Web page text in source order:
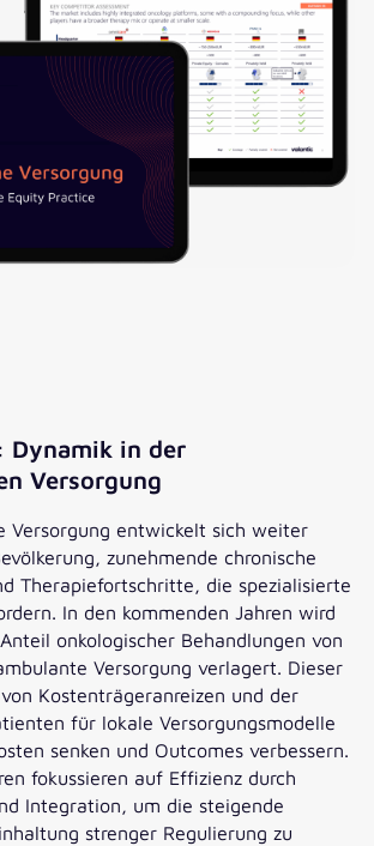
Director
„Digitalisierung verändert das
Spiel bei Compliance und
optimierter operativer
Performance.“
Dynamik in der
Versorgung
Versorgung entwickelt sich weiter
zunehmende chronische
Therapiefortschritte, die spezialisierte
In den kommenden Jahren wird
onkologischer Behandlungen von
Versorgung verlagert. Dieser
Kostenträgeranreizen und der
für lokale Versorgungsmodelle
senken und Outcomes verbessern.
fokussieren auf Effizienz durch
Integration, um die steigende
strenger Regulierung zu